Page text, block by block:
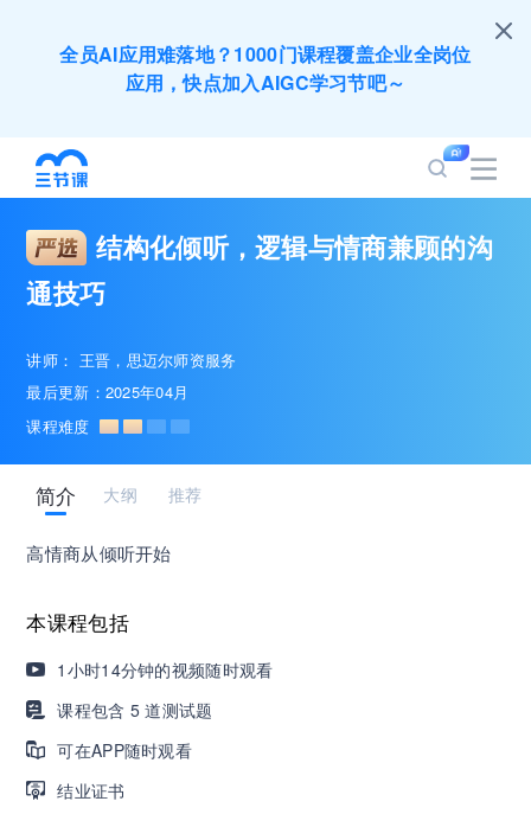
全员AI应用难落地？1000门课程覆盖企业全岗位
应用，快点加入AIGC学习节吧～
200+门DeepSeek应用课程免费体验，快带团队
培训人只给员工找学习资源，却忘记自己也要成长
提升？90天免费学习期限只为培训人开放
出海业务到底要落地哪些国家才合适？国别文化与
扶持政策均在这里能找到
企业正处于快速成长期，但员工能力跟不上发展？
8000门课程解决成长型企业所有岗位技能差距
AI职场发展实战课：深度解读AI在不同职业场景下
🔥精选10门AI王牌课：助你成功入行AI岗位，🚀
结构化倾听，逻辑与情商兼顾的沟
通技巧
讲师： 王晋
思迈尔师资服务
最后更新：2025年04月
课程难度
简介 大纲 推荐
高情商从倾听开始
本课程包括
1小时14分钟的视频随时观看
课程包含 5 道测试题
可在APP随时观看
结业证书